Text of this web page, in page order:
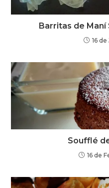
Barritas de Maní
16 de
Soufflé
16 de